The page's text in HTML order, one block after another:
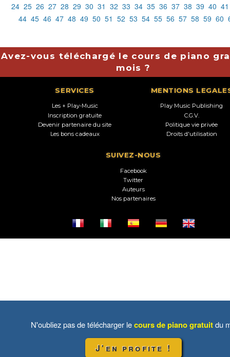
24 25 26 27 28 29 30 31 32 33 34 35 36 37 38 39 40 41
44 45 46 47 48 49 50 51 52 53 54 55 56 57 58 59 60
Avez-vous téléchargé le cours de piano
mois ?
SERVICES
Les + Play-Music
Inscription gratuite
Devenir partenaire du site
Les bons cadeaux
MENTIONS
Play Music Publishing
C.G.V.
Politique vie privée
Droits d'utilisation
SUIVEZ-NOUS
Facebook
Twitter
Auteurs
Nos partenaires
N'oubliez pas de télécharger lecours de piano gratuitdu
J'en profite !